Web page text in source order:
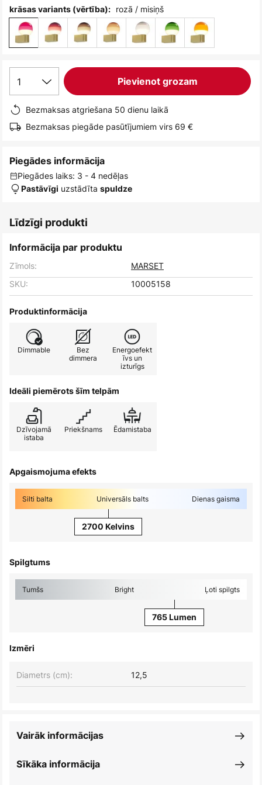
krāsas variants (vērtība): rozā / misiņš
1 Pievienot grozam
Bezmaksas atgriešana 50 dienu laikā
Bezmaksas piegāde pasūtījumiem virs 69 €
Piegādes informācija
Piegādes laiks: 3 - 4 nedēļas
Pastāvīgi uzstādīta spuldze
Līdzīgi produkti
Informācija par produktu
Zīmols:
MARSET
SKU:
10005158
Produktinformācija
Dimmable
Bez
dimmera
Energoefekt
īvs un
izturīgs
Ideāli piemērots šīm telpām
Dzīvojamā
istaba
Priekšnams Ēdamistaba
Apgaismojuma efekts
Silti balta Universāls balts Dienas gaisma
2700 Kelvins
Spilgtums
Tumšs Bright Ļoti spilgts
765 Lumen
Izmēri
Diametrs (cm): 12,5
Sīkāka informācija
Vairāk informācijas